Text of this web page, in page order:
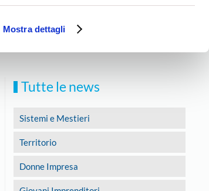
Mostra dettagli
Tutte le news
Sistemi e Mestieri
Territorio
Donne Impresa